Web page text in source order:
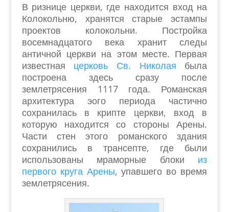
В ризнице церкви, где находится вход на
Колокольню, хранятся старые эстампы
проектов колокольни. Постройка
восемнадцатого века хранит следы
античной церкви на этом месте. Первая
известная церковь Св. Николая была
построена здесь сразу после
землетрясения 1117 года. Романская
архитектура эого периода частично
сохранилась в крипте церкви, вход в
которую находится со стороны Арены.
Части стен этого романского здания
сохранились в трансепте, где были
использованы мраморные блоки из
первого круга Арены, упавшего во время
землетрясения.